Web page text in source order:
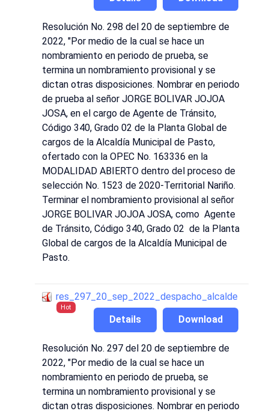
Resolución No. 298 del 20 de septiembre de
2022, "Por medio de la cual se hace un
nombramiento en periodo de prueba, se
termina un nombramiento provisional y se
dictan otras disposiciones. Nombrar en periodo
de prueba al señor JORGE BOLIVAR JOJOA
JOSA, en el cargo de Agente de Tránsito,
Código 340, Grado 02 de la Planta Global de
cargos de la Alcaldía Municipal de Pasto,
ofertado con la OPEC No. 163336 en la
MODALIDAD ABIERTO dentro del proceso de
selección No. 1523 de 2020-Territorial Nariño.
Terminar el nombramiento provisional al señor
JORGE BOLIVAR JOJOA JOSA, como Agente
de Tránsito, Código 340, Grado 02 de la Planta
Global de cargos de la Alcaldía Municipal de
Pasto.
res_297_20_sep_2022_despacho_alcalde
Hot
Download
Details
Resolución No. 297 del 20 de septiembre de
2022, "Por medio de la cual se hace un
nombramiento en periodo de prueba, se
termina un nombramiento provisional y se
dictan otras disposiciones. Nombrar en periodo